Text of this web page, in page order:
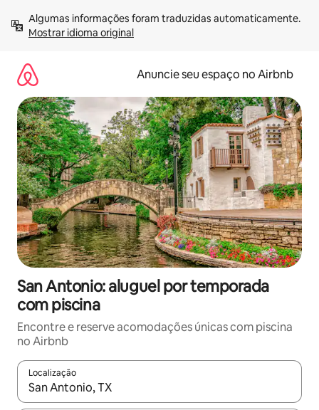
para
Mostrar idioma original
Anuncie seu espaço no Airbnb
San Antonio: aluguel por temporada
com piscina
Encontre e reserve acomodações únicas com piscina
no Airbnb
Localização
Quando os resultados estiverem disponíveis, explore-os